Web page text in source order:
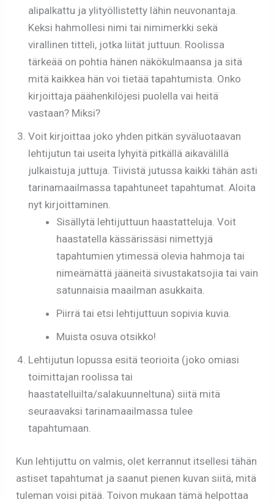
alipalkattu ja ylityöllistetty lähin neuvonantaja.
Keksi hahmollesi nimi tai nimimerkki sekä
virallinen titteli, jotka liität juttuun. Roolissa
tärkeää on pohtia hänen näkökulmaansa ja sitä
mitä kaikkea hän voi tietää tapahtumista. Onko
kirjoittaja päähenkilöjesi puolella vai heitä
vastaan? Miksi?
Voit kirjoittaa joko yhden pitkän syväluotaavan
lehtijutun tai useita lyhyitä pitkällä aikavälillä
julkaistuja juttuja. Tiivistä jutussa kaikki tähän asti
tarinamaailmassa tapahtuneet tapahtumat. Aloita
nyt kirjoittaminen.
Sisällytä lehtijuttuun haastatteluja. Voit
haastatella kässärissäsi nimettyjä
tapahtumien ytimessä olevia hahmoja tai
nimeämättä jääneitä sivustakatsojia tai vain
satunnaisia maailman asukkaita.
Piirrä tai etsi lehtijuttuun sopivia kuvia.
Muista osuva otsikko!
Lehtijutun lopussa esitä teorioita (joko omiasi
toimittajan roolissa tai
haastatelluilta/salakuunneltuna) siitä mitä
seuraavaksi tarinamaailmassa tulee
tapahtumaan.
Kun lehtijuttu on valmis, olet kerrannut itsellesi tähän
astiset tapahtumat ja saanut pienen kuvan siitä, mitä
tuleman voisi pitää. Toivon mukaan tämä helpottaa